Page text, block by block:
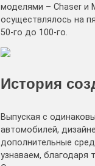
моделями – Chaser и
осуществлялось на
50-го до 100-го.
История
Выпуская с
автомобилей,
дополнительные
узнаваем, благодаря